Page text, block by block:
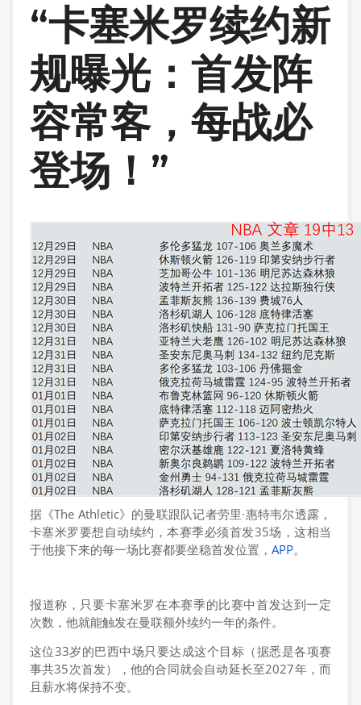
“卡塞米罗续约新
规曝光：首发阵
容常客，每战必
登场！”
据《The Athletic》的曼联跟队记者劳里·惠特韦尔透露，
卡塞米罗要想自动续约，本赛季必须首发35场，这相当
于他接下来的每一场比赛都要坐稳首发位置， APP。
报道称，只要卡塞米罗在本赛季的比赛中首发达到一定
次数，他就能触发在曼联额外续约一年的条件。
这位33岁的巴西中场只要达成这个目标（据悉是各项赛
事共35次首发），他的合同就会自动延长至2027年，而
且薪水将保持不变。